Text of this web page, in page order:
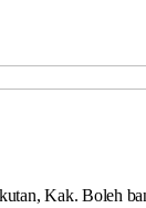
Kak. Boleh